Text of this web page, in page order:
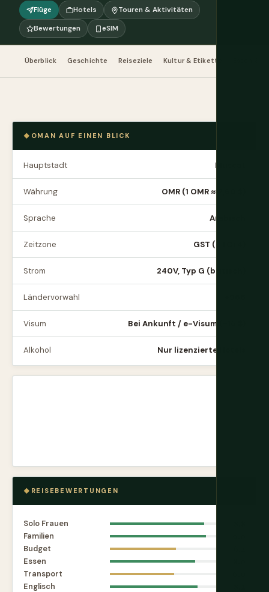
Flüge Hotels
Touren & Aktivitäten
Bewertungen
eSIM
Überblick Geschichte Reiseziele Kultur & Etikette
OMAN AUF EINEN BLICK
Hauptstadt Muscat
Währung OMR (1 OMR ≈ 2,60 $)
Sprache Arabisch
Zeitzone GST (UTC+4)
Strom 240V, Typ G (britisch)
Ländervorwahl
Visum Bei Ankunft / e-Visum (~15 $)
Alkohol Nur lizenzierte Hotels
REISEBEWERTUNGEN
Solo Frauen
Familien
Budget
Essen
Transport
Englisch